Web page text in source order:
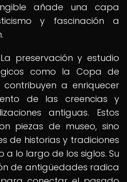
añade una capa
y fascinación a
La preservación y estudio
como la Copa de
a enriquecer
de las creencias y
antiguas. Estos
piezas de museo, sino
de historias y tradiciones
lo largo de los siglos. Su
de antigüedades radica